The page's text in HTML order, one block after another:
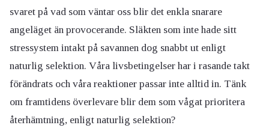
svaret på vad som väntar oss blir det enkla snarare
angeläget än provocerande. Släkten som inte hade sitt
stressystem intakt på savannen dog snabbt ut enligt
naturlig selektion. Våra livsbetingelser har i rasande takt
förändrats och våra reaktioner passar inte alltid in. Tänk
om framtidens överlevare blir dem som vågat prioritera
återhämtning, enligt naturlig selektion?